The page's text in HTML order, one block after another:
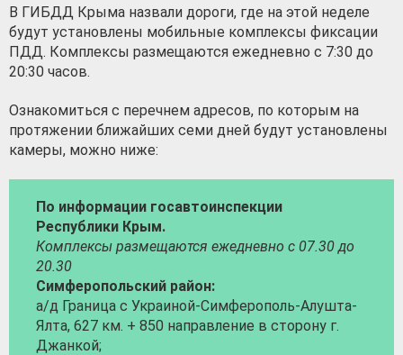
В ГИБДД Крыма назвали дороги, где на этой неделе
будут установлены мобильные комплексы фиксации
ПДД. Комплексы размещаются ежедневно с 7:30 до
20:30 часов.
Ознакомиться с перечнем адресов, по которым на
протяжении ближайших семи дней будут установлены
камеры, можно ниже:
По информации госавтоинспекции
Республики Крым.
Комплексы размещаются ежедневно с 07.30 до
20.30
Симферопольский район:
а/д Граница с Украиной-Симферополь-Алушта-
Ялта, 627 км. + 850 направление в сторону г.
Джанкой;